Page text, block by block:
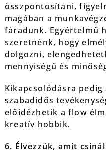
összpontosítani,
magában a
fáradunk. Egyértelmű
szeretnénk, hogy
dolgozni,
mennyiségű és
Kikapcsolódásra
szabadidős
előidézhetik a flow
kreatív hobbik.
6. Élvezzük, amit